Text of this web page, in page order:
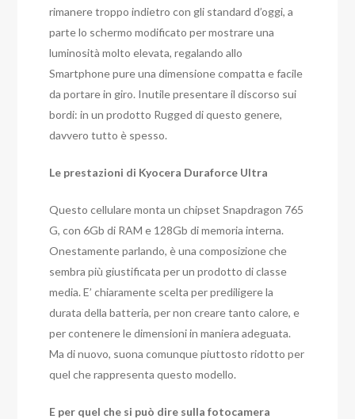
rimanere troppo indietro con gli standard d’oggi, a
parte lo schermo modificato per mostrare una
luminosità molto elevata, regalando allo
Smartphone pure una dimensione compatta e facile
da portare in giro. Inutile presentare il discorso sui
bordi: in un prodotto Rugged di questo genere,
davvero tutto è spesso.
Le prestazioni di Kyocera Duraforce Ultra
Questo cellulare monta un chipset Snapdragon 765
G, con 6Gb di RAM e 128Gb di memoria interna.
Onestamente parlando, è una composizione che
sembra più giustificata per un prodotto di classe
media. E’ chiaramente scelta per prediligere la
durata della batteria, per non creare tanto calore, e
per contenere le dimensioni in maniera adeguata.
Ma di nuovo, suona comunque piuttosto ridotto per
quel che rappresenta questo modello.
E per quel che si può dire sulla fotocamera